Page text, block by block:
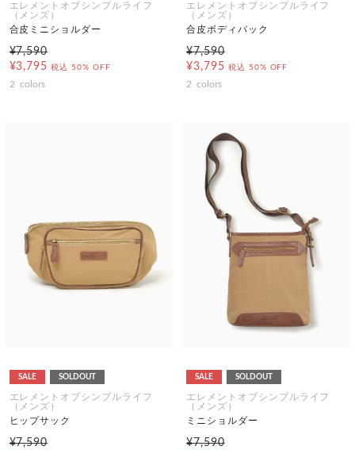
エレメントオブシンプルライフ
（メンズ）
合皮ミニショルダー
¥7,590
¥3,795 税込 50% OFF
2 colors
エレメントオブシンプルライフ
（メンズ）
合皮ボディバック
¥7,590
¥3,795 税込 50% OFF
2 colors
SALE SOLDOUT
エレメントオブシンプルライフ
（メンズ）
ヒップサック
¥7,590
SALE SOLDOUT
エレメントオブシンプルライフ
（メンズ）
ミニショルダー
¥7,590